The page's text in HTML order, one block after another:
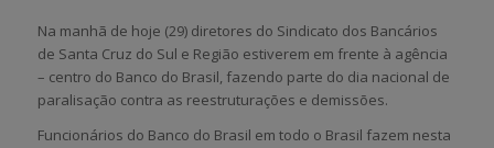
Na manhã de hoje (29) diretores do Sindicato dos Bancários
de Santa Cruz do Sul e Região estiverem em frente à agência
– centro do Banco do Brasil, fazendo parte do dia nacional de
paralisação contra as reestruturações e demissões.
Funcionários do Banco do Brasil em todo o Brasil fazem nesta